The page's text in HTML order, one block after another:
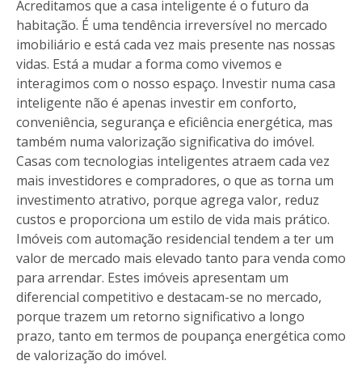
Acreditamos que a casa inteligente é o futuro da
habitação. É uma tendência irreversível no mercado
imobiliário e está cada vez mais presente nas nossas
vidas. Está a mudar a forma como vivemos e
interagimos com o nosso espaço. Investir numa casa
inteligente não é apenas investir em conforto,
conveniência, segurança e eficiência energética, mas
também numa valorização significativa do imóvel.
Casas com tecnologias inteligentes atraem cada vez
mais investidores e compradores, o que as torna um
investimento atrativo, porque agrega valor, reduz
custos e proporciona um estilo de vida mais prático.
Imóveis com automação residencial tendem a ter um
valor de mercado mais elevado tanto para venda como
para arrendar. Estes imóveis apresentam um
diferencial competitivo e destacam-se no mercado,
porque trazem um retorno significativo a longo
prazo, tanto em termos de poupança energética como
de valorização do imóvel.